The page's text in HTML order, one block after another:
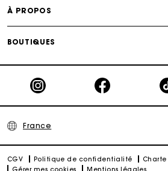
Carte Cadeau Maje : la
cadeau
À PROPOS
BOUTIQUES
France
CGV Politique de confidentialité
Gérer mes cookies
Mentions légales